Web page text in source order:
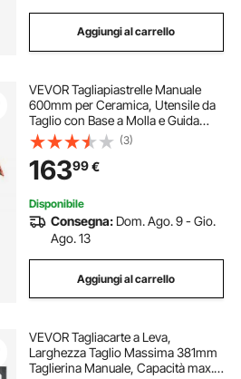
Aggiungi al carrello
VEVOR Tagliapiastrelle Manuale
600mm per Ceramica, Utensile da
Taglio con Base a Molla e Guida
Angolare Regolabile, con Guida
Allineamento di Precisione, per
Taglio di Piastrelle Mattonelle A
Mano
(3)
16399€
Disponibile
Consegna: Dom. Ago. 9 - Gio.
Ago. 13
Aggiungi al carrello
VEVOR Tagliacarte a Leva,
Larghezza Taglio Massima 381mm
Taglierina Manuale, Capacità max.